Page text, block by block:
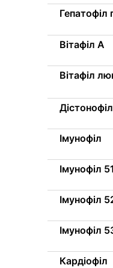
Гепатофіл
Вітафіл A
Вітафіл
Дістонофіл
Імунофіл
Імунофіл 51
Імунофіл
Імунофіл
Кардіофіл